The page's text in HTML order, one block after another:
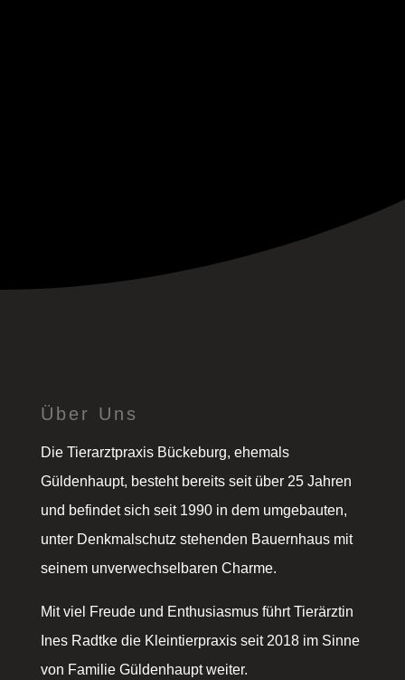
Über Uns
Die Tierarztpraxis Bückeburg, ehemals
Güldenhaupt, besteht bereits seit über 25 Jahren
und befindet sich seit 1990 in dem umgebauten,
unter Denkmalschutz stehenden Bauernhaus mit
seinem unverwechselbaren Charme.
Mit viel Freude und Enthusiasmus führt Tierärztin
Ines Radtke die Kleintierpraxis seit 2018 im Sinne
von Familie Güldenhaupt weiter.